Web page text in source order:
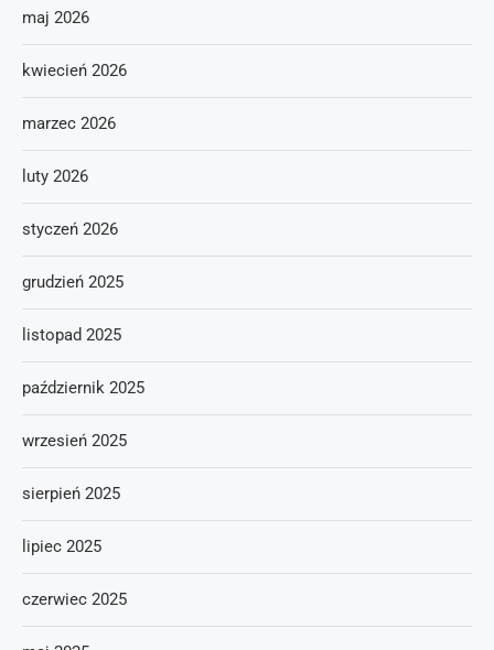
maj 2026
kwiecień 2026
marzec 2026
luty 2026
styczeń 2026
grudzień 2025
listopad 2025
październik 2025
wrzesień 2025
sierpień 2025
lipiec 2025
czerwiec 2025